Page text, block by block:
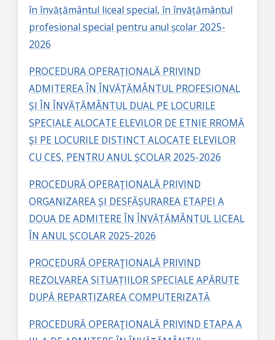
în învățământul liceal special, în învățământul
profesional special pentru anul școlar 2025-
2026
PROCEDURA OPERAȚIONALĂ PRIVIND
ADMITEREA ÎN ÎNVĂȚĂMÂNTUL PROFESIONAL
ȘI ÎN ÎNVĂȚĂMÂNTUL DUAL PE LOCURILE
SPECIALE ALOCATE ELEVILOR DE ETNIE RROMĂ
ȘI PE LOCURILE DISTINCT ALOCATE ELEVILOR
CU CES, PENTRU ANUL ȘCOLAR 2025-2026
PROCEDURĂ OPERAŢIONALĂ PRIVIND
ORGANIZAREA ȘI DESFĂȘURAREA ETAPEI A
DOUA DE ADMITERE ÎN ÎNVĂȚĂMÂNTUL LICEAL
ÎN ANUL ȘCOLAR 2025-2026
PROCEDURĂ OPERAŢIONALĂ PRIVIND
REZOLVAREA SITUAȚIILOR SPECIALE APĂRUTE
DUPĂ REPARTIZAREA COMPUTERIZATĂ
PROCEDURĂ OPERAŢIONALĂ PRIVIND ETAPA A